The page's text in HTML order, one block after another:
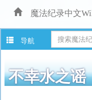
魔法纪录中文
导航
不幸水之